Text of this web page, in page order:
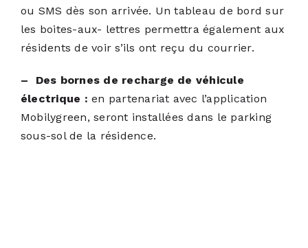
ou SMS dès son arrivée. Un tableau de bord sur
les boites-aux- lettres permettra également aux
résidents de voir s’ils ont reçu du courrier.
– Des bornes de recharge de véhicule
électrique : en partenariat avec l’application
Mobilygreen, seront installées dans le parking
sous-sol de la résidence.